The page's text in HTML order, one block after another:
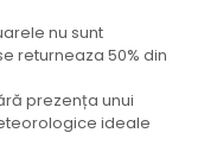
nu sunt
returneaza 50% din
prezența unui
ideale